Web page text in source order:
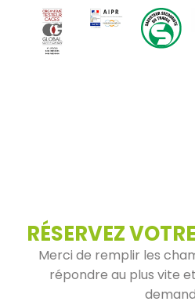
RÉSERVEZ
Merci de remplir les
répondre au plus vite